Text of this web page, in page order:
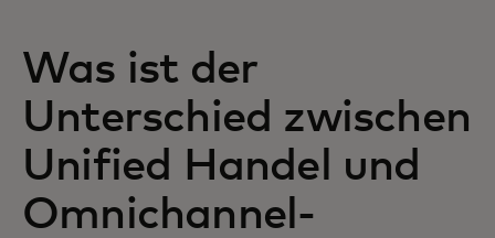
Was ist der
Unterschied zwischen
Unified Handel und
Omnichannel-